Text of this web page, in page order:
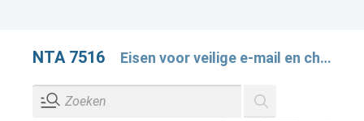
NTA 7516 Eisen voor veilige e-mail en chatapplicaties